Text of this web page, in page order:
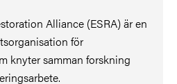
Alliance (ESRA) är en
för
knyter samman forskning